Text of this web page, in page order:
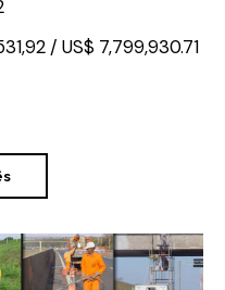
/ US$ 7,799,930.71